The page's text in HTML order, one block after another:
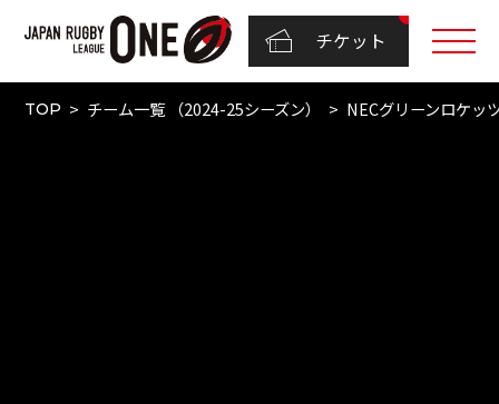
チケット
TOP チーム一覧 （2024-25シーズン） NECグリーンロケッ